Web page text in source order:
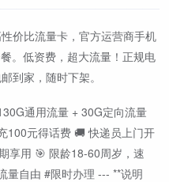
价比流量卡，官方运营商手机
。低资费，超大流量！正规电
到家，随时下架。
通用流量 + 30G定向流量
100元得话费 🚚 快递员上门开
享用 🎯 限龄18-60周岁，速
量自由 #限时办理 --- **说明